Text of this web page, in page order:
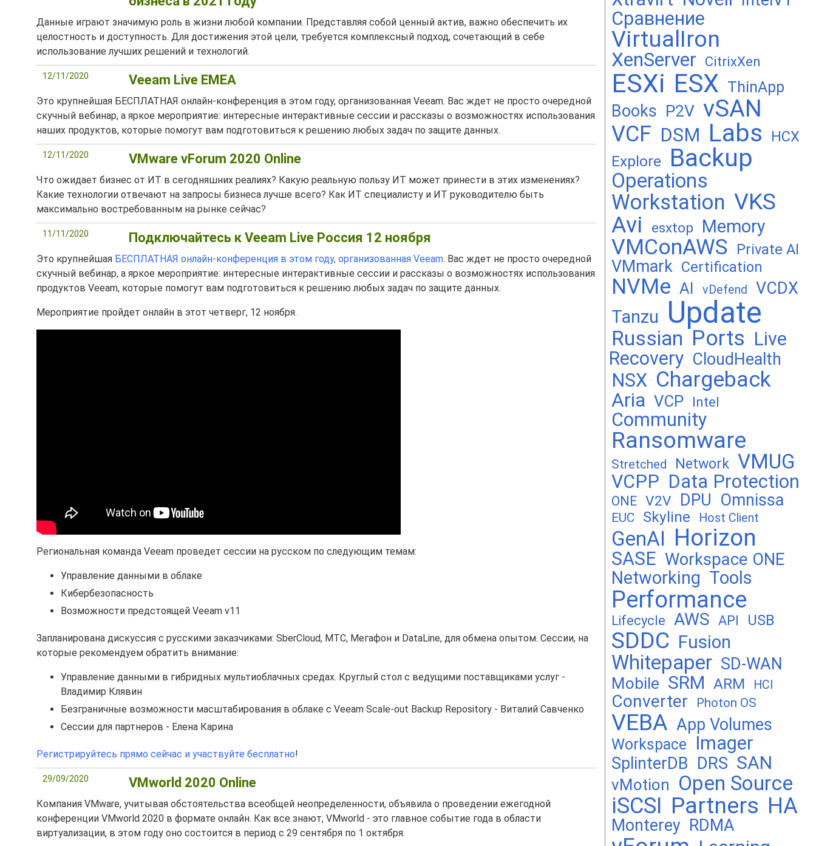
Данные играют значимую роль в жизни любой компании. Представляя собой ценный актив, важно обеспечить их
целостность и доступность. Для достижения этой цели, требуется комплексный подход, сочетающий в себе
использование лучших решений и технологий.
12/11/2020 Veeam Live EMEA
Это крупнейшая БЕСПЛАТНАЯ онлайн-конференция в этом году, организованная Veeam. Вас ждет не просто очередной
скучный вебинар, а яркое мероприятие: интересные интерактивные сессии и рассказы о возможностях использования
наших продуктов, которые помогут вам подготовиться к решению любых задач по защите данных.
12/11/2020 VMware vForum 2020 Online
Что ожидает бизнес от ИТ в сегодняшних реалиях? Какую реальную пользу ИТ может принести в этих изменениях?
Какие технологии отвечают на запросы бизнеса лучше всего? Как ИТ специалисту и ИТ руководителю быть
максимально востребованным на рынке сейчас?
11/11/2020 Подключайтесь к Veeam Live Россия 12 ноября
Это крупнейшая БЕСПЛАТНАЯ онлайн-конференция в этом году, организованная Veeam. Вас ждет не просто очередной
скучный вебинар, а яркое мероприятие: интересные интерактивные сессии и рассказы о возможностях использования
продуктов Veeam, которые помогут вам подготовиться к решению любых задач по защите данных.
Мероприятие пройдет онлайн в этот четверг, 12 ноября.
Региональная команда Veeam проведет сессии на русском по следующим темам:
Управление данными в облаке
Кибербезопасность
Возможности предстоящей Veeam v11
Запланирована дискуссия с русскими заказчиками: SberCloud, MTC, Мегафон и DataLine, для обмена опытом. Сессии, на
которые рекомендуем обратить внимание:
Управление данными в гибридных мультиоблачных средах. Круглый стол с ведущими поставщиками услуг -
Владимир Клявин
Безграничные возможности масштабирования в облаке с Veeam Scale-out Backup Repository - Виталий Савченко
Сессии для партнеров - Елена Карина
Регистрируйтесь прямо сейчас и участвуйте бесплатно!
29/09/2020 VMworld 2020 Online
Компания VMware, учитывая обстоятельства всеобщей неопределенности, объявила о проведении ежегодной
конференции VMworld 2020 в формате онлайн. Как все знают, VMworld - это главное событие года в области
виртуализации, в этом году оно состоится в период с 29 сентября по 1 октября.
Сравнение
VirtualIron
XenServer CitrixXen
ESXi ESX ThinApp
Books P2V vSAN
VCF DSM Labs HCX
Explore Backup
Operations
Workstation VKS
Avi
esxtop Memory
VMConAWS Private AI
VMmark Certification
NVMe AI vDefend VCDX
Tanzu Update
Russian Ports Live
Recovery CloudHealth
NSX Chargeback
Aria VCP Intel
Community
Ransomware
Stretched Network VMUG
VCPP Data Protection
ONE V2V DPU Omnissa
EUC Skyline Host Client
GenAI Horizon
SASE Workspace ONE
Networking Tools
Performance
Lifecycle AWS API USB
SDDC Fusion
Whitepaper SD-WAN
Mobile SRM ARM HCI
Converter Photon OS
VEBA App Volumes
Workspace Imager
SplinterDB DRS SAN
vMotion Open Source
iSCSI Partners HA
Monterey RDMA